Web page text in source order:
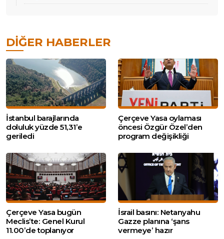
DIĞER HABERLER
İstanbul barajlarında
doluluk yüzde 51,31’e
geriledi
Çerçeve Yasa oylaması
öncesi Özgür Özel’den
program değişikliği
Çerçeve Yasa bugün
Meclis’te: Genel Kurul
11.00’de toplanıyor
İsrail basını: Netanyahu
Gazze planına ‘şans
vermeye’ hazır